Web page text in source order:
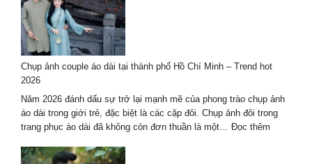
thuật
hè
2026
–
trọn
cao
cấp
Chụp ảnh couple áo dài tại thành phố Hồ Chí Minh – Trend hot
2026
Năm 2026 đánh dấu sự trở lại mạnh mẽ của phong trào chụp ảnh
áo dài trong giới trẻ, đặc biệt là các cặp đôi. Chụp ảnh đôi trong
trang phục áo dài đã không còn đơn thuần là một… Đọc thêm